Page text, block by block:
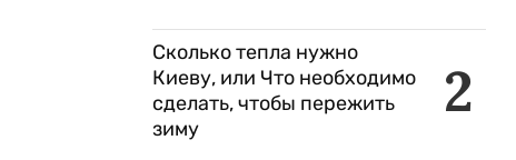
2
Сколько тепла нужно
Киеву, или Что необходимо
сделать, чтобы пережить
зиму